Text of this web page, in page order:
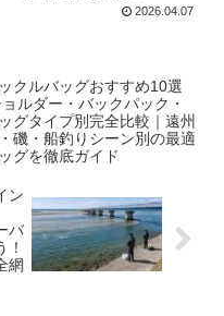
2026.04.07
クルバッグおすすめ10選
ルダー・バックパック・
グタイプ別完全比較｜遠州
磯・船釣りシーン別の最適
グを徹底ガイド
ン
バ
！
網